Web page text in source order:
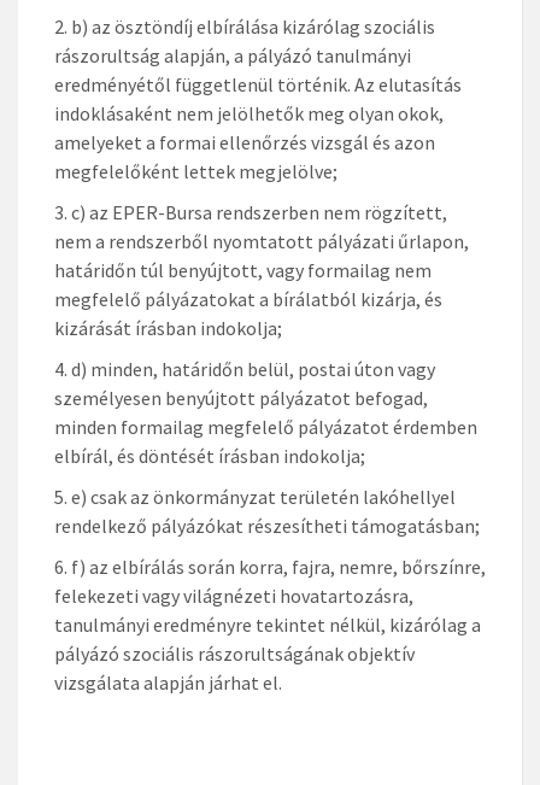
b) az ösztöndíj elbírálása kizárólag szociális
rászorultság alapján, a pályázó tanulmányi
eredményétől függetlenül történik. Az elutasítás
indoklásaként nem jelölhetők meg olyan okok,
amelyeket a formai ellenőrzés vizsgál és azon
megfelelőként lettek megjelölve;
c) az EPER-Bursa rendszerben nem rögzített,
nem a rendszerből nyomtatott pályázati űrlapon,
határidőn túl benyújtott, vagy formailag nem
megfelelő pályázatokat a bírálatból kizárja, és
kizárását írásban indokolja;
d) minden, határidőn belül, postai úton vagy
személyesen benyújtott pályázatot befogad,
minden formailag megfelelő pályázatot érdemben
elbírál, és döntését írásban indokolja;
e) csak az önkormányzat területén lakóhellyel
rendelkező pályázókat részesítheti támogatásban;
f) az elbírálás során korra, fajra, nemre, bőrszínre,
felekezeti vagy világnézeti hovatartozásra,
tanulmányi eredményre tekintet nélkül, kizárólag a
pályázó szociális rászorultságának objektív
vizsgálata alapján járhat el.